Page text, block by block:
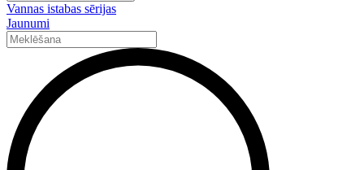
Vannas istabas sērijas
Jaunumi